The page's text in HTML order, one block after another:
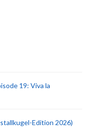
19: Viva la
Edition 2026)